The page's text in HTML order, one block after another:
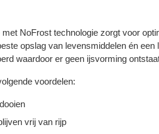
met NoFrost technologie zorgt voor
opslag van levensmiddelen én
waardoor er geen ijsvorming
voordelen:
vrij van rijp